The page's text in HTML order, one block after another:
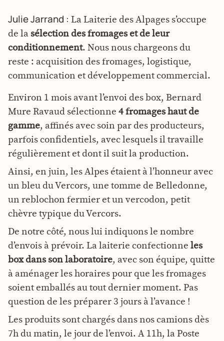
Julie Jarrand : La Laiterie des Alpages s’occupe
de la sélection des fromages et de leur
conditionnement. Nous nous chargeons du
reste : acquisition des fromages, logistique,
communication et développement commercial.
Environ 1 mois avant l’envoi des box, Bernard
Mure Ravaud sélectionne 4 fromages haut de
gamme, affinés avec soin par des producteurs,
parfois confidentiels, avec lesquels il travaille
régulièrement et dont il suit la production.
Ainsi, en juin, les Alpes étaient à l’honneur avec
un bleu du Vercors, une tomme de Belledonne,
un reblochon fermier et un vercodon, petit
chèvre typique du Vercors.
De notre côté, nous lui indiquons le nombre
d’envois à prévoir. La laiterie confectionne les
box dans son laboratoire, avec son équipe, quitte
à aménager les horaires pour que les fromages
soient emballés au tout dernier moment. Pas
question de les préparer 3 jours à l’avance !
Les produits sont chargés dans nos camions dès
7h du matin, le jour de l’envoi. A 11h, la Poste